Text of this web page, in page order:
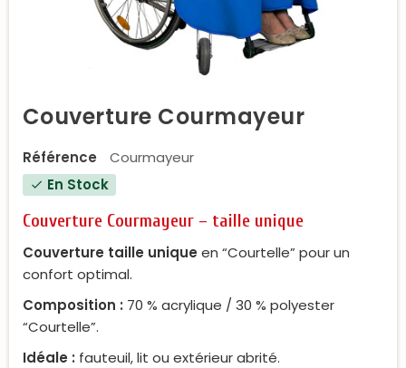
Couverture Courmayeur
Référence Courmayeur
check En Stock
Couverture Courmayeur – taille unique
Couverture taille unique en “Courtelle” pour un
confort optimal.
Composition : 70 % acrylique / 30 % polyester
“Courtelle”.
Idéale : fauteuil, lit ou extérieur abrité.